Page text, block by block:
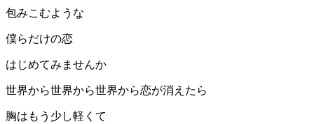
包みこむような
僕らだけの恋
はじめてみませんか
世界から世界から世界から恋が消えたら
胸はもう少し軽くて